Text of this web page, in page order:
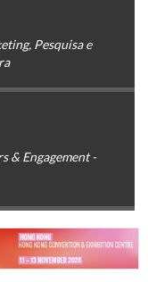
Pesquisa e
& Engagement -